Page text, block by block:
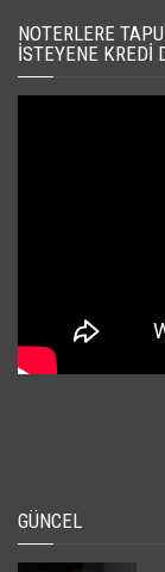
NOTERLERE
İSTEYENE KREDI
GÜNCEL